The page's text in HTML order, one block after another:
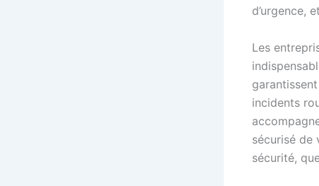
d’urgence,
Les
incidents
sécurisé de
sécurité,